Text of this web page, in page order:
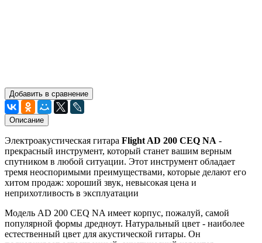
Добавить в сравнение
Описание
Электроакустическая гитара Flight AD 200 CEQ NA -
прекрасный инструмент, который станет вашим верным
спутником в любой ситуации. Этот инструмент обладает
тремя неоспоримыми преимуществами, которые делают его
хитом продаж: хороший звук, невысокая цена и
неприхотливость в эксплуатации
Модель AD 200 CEQ NA имеет корпус, пожалуй, самой
популярной формы дредноут. Натуральный цвет - наиболее
естественный цвет для акустической гитары. Он